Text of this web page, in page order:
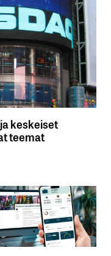
keskeiset
teemat